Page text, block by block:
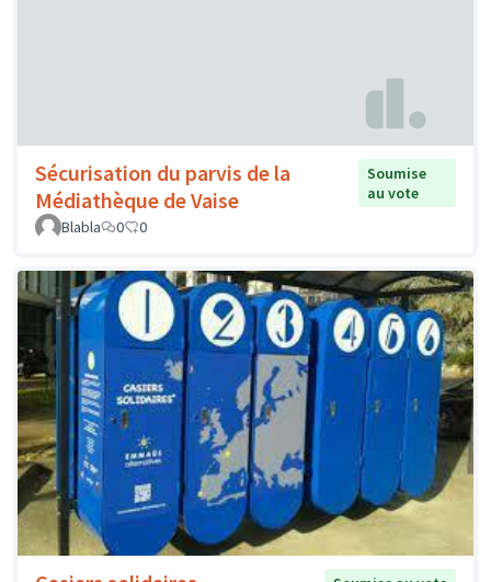
Sécurisation du parvis de la
Médiathèque de Vaise
Soumise
au vote
Blabla
0 0